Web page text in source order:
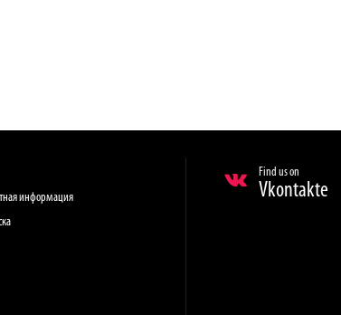
информация
Find us on
Vkontakte